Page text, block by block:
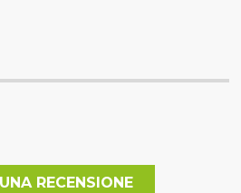
RECENSIONE